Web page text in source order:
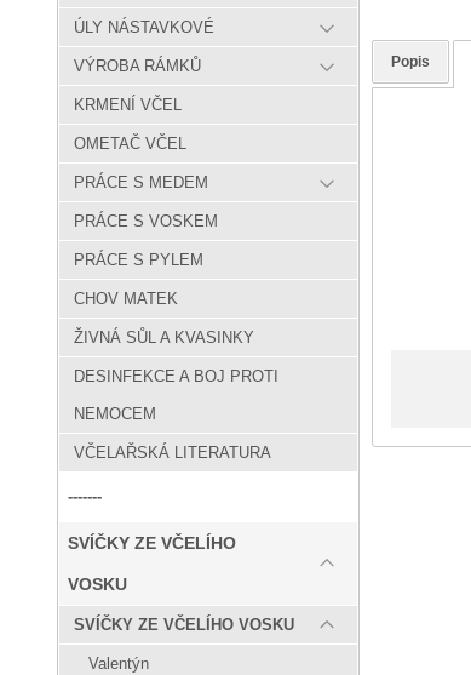
ÚLY NÁSTAVKOVÉ
VÝROBA RÁMKŮ
KRMENÍ VČEL
OMETAČ VČEL
PRÁCE S MEDEM
PRÁCE S VOSKEM
PRÁCE S PYLEM
CHOV MATEK
ŽIVNÁ SŮL A KVASINKY
DESINFEKCE A BOJ PROTI
NEMOCEM
VČELAŘSKÁ LITERATURA
-------
SVÍČKY ZE VČELÍHO
VOSKU
SVÍČKY ZE VČELÍHO VOSKU
Valentýn
Popis